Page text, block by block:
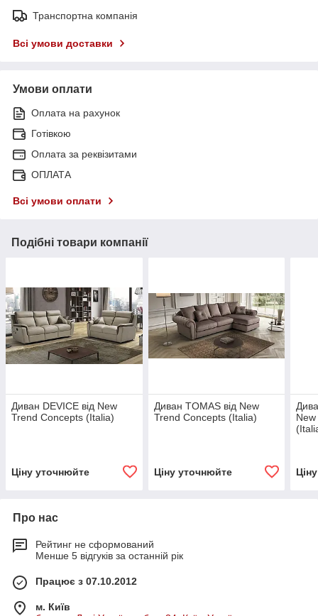
Транспортна компанія
Всі умови доставки
Умови оплати
Оплата на рахунок
Готівкою
Оплата за реквізитами
ОПЛАТА
Всі умови оплати
Подібні товари компанії
Диван DEVICE від New
Trend Concepts (Italia)
Ціну уточнюйте
Диван TOMAS від New
Trend Concepts (Italia)
Ціну уточнюйте
Про нас
Рейтинг не сформований
Менше 5 відгуків за останній рік
Працює з 07.10.2012
м. Київ